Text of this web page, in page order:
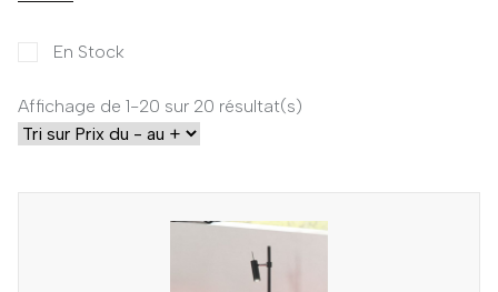
En Stock
Affichage de 1-20 sur 20 résultat(s)